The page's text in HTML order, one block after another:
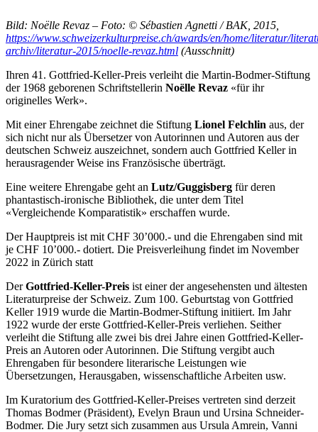
Bild: Noëlle Revaz – Foto: © Sébastien Agnetti / BAK, 2015,
https://www.schweizerkulturpreise.ch/awards/en/home/literatur/
archiv/literatur-2015/noelle-revaz.html (Ausschnitt)
Ihren 41. Gottfried-Keller-Preis verleiht die Martin-Bodmer-Stiftung
der 1968 geborenen Schriftstellerin Noëlle Revaz «für ihr
originelles Werk».
Mit einer Ehrengabe zeichnet die Stiftung Lionel Felchlin aus, der
sich nicht nur als Übersetzer von Autorinnen und Autoren aus der
deutschen Schweiz auszeichnet, sondern auch Gottfried Keller in
herausragender Weise ins Französische überträgt.
Eine weitere Ehrengabe geht an Lutz/Guggisberg für deren
phantastisch-ironische Bibliothek, die unter dem Titel
«Vergleichende Komparatistik» erschaffen wurde.
Der Hauptpreis ist mit CHF 30’000.- und die Ehrengaben sind mit
je CHF 10’000.- dotiert. Die Preisverleihung findet im November
2022 in Zürich statt
DerGottfried-Keller-Preis ist einer der angesehensten und ältesten
Literaturpreise der Schweiz. Zum 100. Geburtstag von Gottfried
Keller 1919 wurde die Martin-Bodmer-Stiftung initiiert. Im Jahr
1922 wurde der erste Gottfried-Keller-Preis verliehen. Seither
verleiht die Stiftung alle zwei bis drei Jahre einen Gottfried-Keller-
Preis an Autoren oder Autorinnen. Die Stiftung vergibt auch
Ehrengaben für besondere literarische Leistungen wie
Übersetzungen, Herausgaben, wissenschaftliche Arbeiten usw.
Im Kuratorium des Gottfried-Keller-Preises vertreten sind derzeit
Thomas Bodmer (Präsident), Evelyn Braun und Ursina Schneider-
Bodmer. Die Jury setzt sich zusammen aus Ursula Amrein, Vanni